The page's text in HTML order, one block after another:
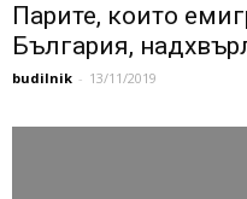
Парите, които
България,
budilnik - 13/11/2019